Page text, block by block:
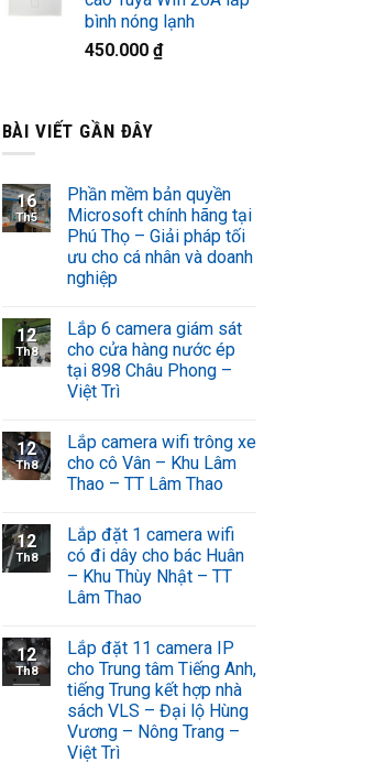
bình nóng lạnh
450.000 ₫
BÀI VIẾT GẦN ĐÂY
16
Th5
Phần mềm bản quyền
Microsoft chính hãng tại
Phú Thọ – Giải pháp tối
ưu cho cá nhân và doanh
nghiệp
12
Th8
Lắp 6 camera giám sát
cho cửa hàng nước ép
tại 898 Châu Phong –
Việt Trì
12
Th8
Lắp camera wifi trông xe
cho cô Vân – Khu Lâm
Thao – TT Lâm Thao
12
Th8
Lắp đặt 1 camera wifi
có đi dây cho bác Huân
– Khu Thùy Nhật – TT
Lâm Thao
12
Th8
Lắp đặt 11 camera IP
cho Trung tâm Tiếng Anh,
tiếng Trung kết hợp nhà
sách VLS – Đại lộ Hùng
Vương – Nông Trang –
Việt Trì